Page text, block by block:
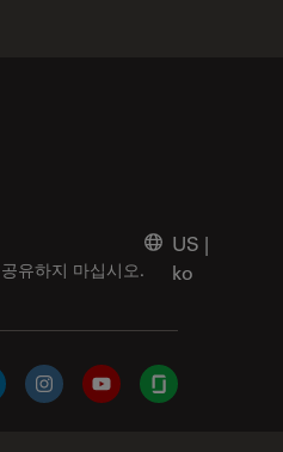
유하지 마십시오.
US |
ko
InstagramYouTubeGlassdoor